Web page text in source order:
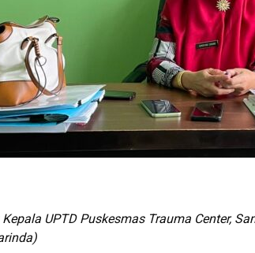
Kepala UPTD Puskesmas Trauma Center,